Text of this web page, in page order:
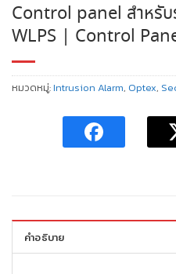
Control panel สำหรับ
WLPS | Control
หมวดหมู่:Intrusion Alarm, Optex,
คำอธิบาย